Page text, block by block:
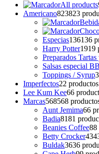
All products
Americano823823
Especias136136
Harry Potter1919
Preparados
Salsas especial
Toppings / Syrup
Imperfectos22 productos
Lee Kum Kee66
Marcas568568
Aunt Jemima66
Badia8181
Beanies Coffee88
Betty Crocker43
Buldak3636